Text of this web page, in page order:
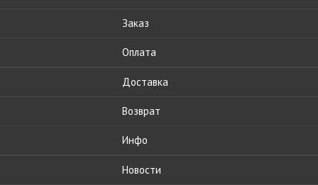
Заказ
Оплата
Доставка
Возврат
Инфо
Новости